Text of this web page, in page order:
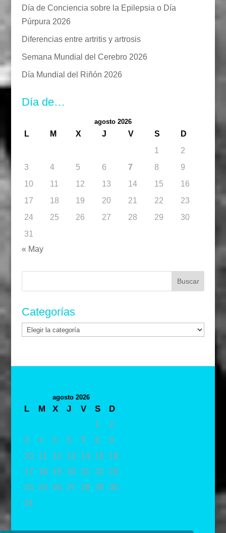
Día de Conciencia sobre la Epilepsia o Día
Púrpura 2026
Diferencias entre artritis y artrosis
Semana Mundial del Cerebro 2026
Día Mundial del Riñón 2026
Día de…
agosto 2026
L M X J V S
D
1
2
3
4 5 6 7 8
9
10
11 12 13 14 15
16
17
18 19 20 21 22
23
24
25 26 27 28 29
30
31
« May
Buscar:
Categorías
Categorías
agosto 2026
L M X J V S
D
1
2
3
4 5 6 7 8
9
10
11 12 13 14 15
16
17
18 19 20 21 22
23
24
25 26 27 28 29 30
31